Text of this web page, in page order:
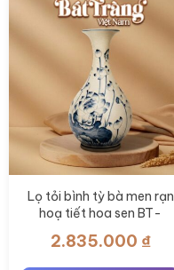
Lọ tỏi bình tỳ bà men rạn
hoạ tiết hoa sen BT-
2.835.000 ₫